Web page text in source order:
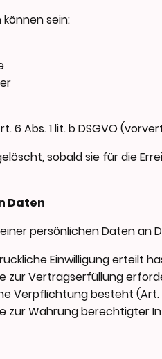
sein:
6 Abs. 1 lit. b DSGVO
sobald sie für die
Daten
persönlichen Daten an
Einwilligung erteilt
zur Vertragserfüllung
Verpflichtung besteht (Art.
zur Wahrung berechtigter